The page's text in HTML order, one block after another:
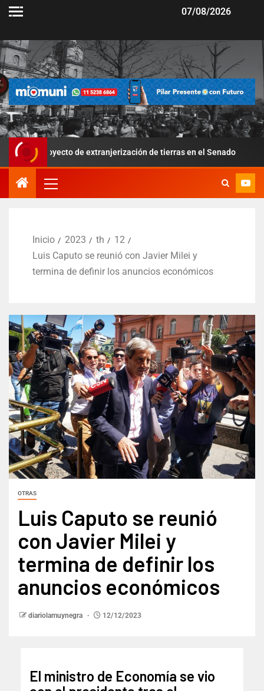
07/08/2026
de extranjerización de tierras en el Senado Por la
Inicio 2023 th
12
Luis Caputo se reunió con Javier Milei y
termina de definir los anuncios económicos
OTRAS
Luis Caputo se reunió
con Javier Milei y
termina de definir los
anuncios económicos
diariolamuynegra 12/12/2023
El ministro de Economía se vio